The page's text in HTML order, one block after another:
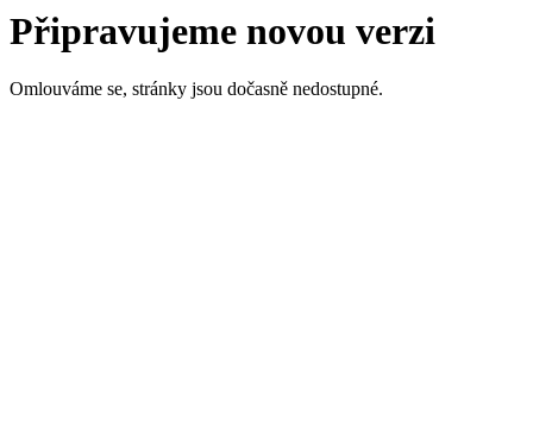
Připravujeme novou verzi
Omlouváme se, stránky jsou dočasně nedostupné.